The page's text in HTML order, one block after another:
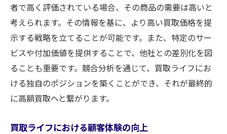
者で高く評価されている場合、その商品の需要は高いと
考えられます。その情報を基に、より高い買取価格を提
示する戦略を立てることが可能です。また、特定のサー
ビスや付加価値を提供することで、他社との差別化を図
ることも重要です。競合分析を通じて、買取ライフにお
ける独自のポジションを築くことができ、それが最終的
に高額買取へと繋がります。
買取ライフにおける顧客体験の向上